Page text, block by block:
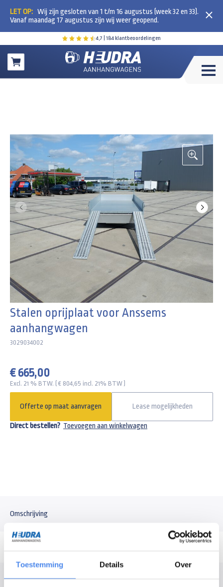
Toestemming Details Over
4,7 | 184 klantbeoordelingen
Winkelwagen
LET OP: Wij zijn gesloten van 1 t/m 16 augustus (week 32 en 33).
Vanaf maandag 17 augustus zijn wij weer geopend.
Stalen oprijplaat voor Anssems
aanhangwagen
3029034002
€ 665,00
Excl. 21 % BTW. ( € 804,65 incl. 21% BTW )
Offerte op maat aanvragen Lease mogelijkheden
Direct bestellen? Toevoegen aan winkelwagen
Omschrijving
Modelomschrijving